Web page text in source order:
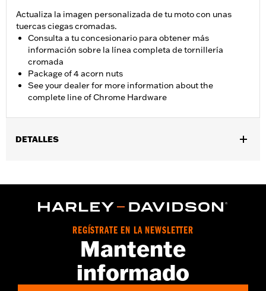
Actualiza la imagen personalizada de tu moto con unas
tuercas ciegas cromadas.
Consulta a tu concesionario para obtener más
información sobre la línea completa de tornillería
cromada
Package of 4 acorn nuts
See your dealer for more information about the
complete line of Chrome Hardware
DETALLES
REGÍSTRATE EN LA NEWSLETTER
Mantente
informado